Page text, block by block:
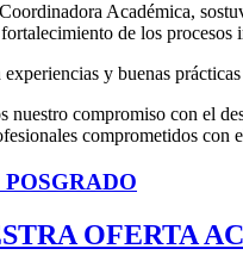
Académica,
de los procesos
y buenas
compromiso con el
comprometidos con
OFERTA